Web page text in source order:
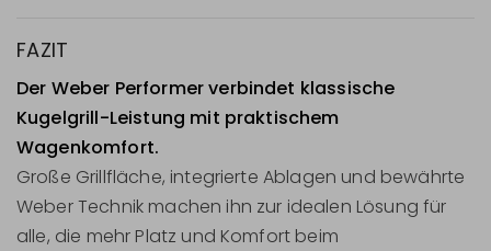
FAZIT
Der Weber Performer verbindet klassische
Kugelgrill-Leistung mit praktischem
Wagenkomfort.
Große Grillfläche, integrierte Ablagen und bewährte
Weber Technik machen ihn zur idealen Lösung für
alle, die mehr Platz und Komfort beim